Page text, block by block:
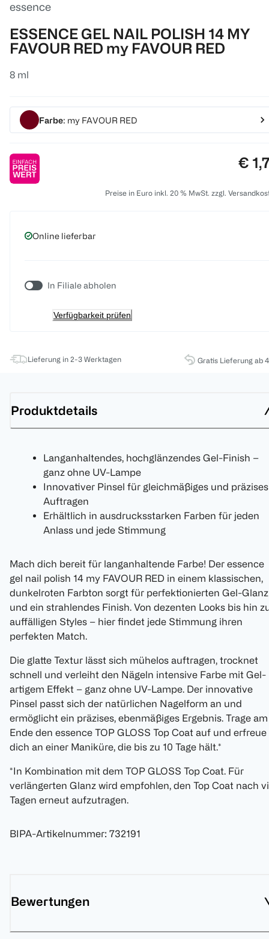
essence
ESSENCE GEL NAIL POLISH 14 MY
FAVOUR RED my FAVOUR RED
8 ml
Farbe: my FAVOUR RED
€
Preise in Euro inkl. 20 % MwSt. zzgl.
Online lieferbar
In Filiale abholen
Verfügbarkeit prüfen
Lieferung in 2-3 Werktagen Gratis Lieferung ab
Produktdetails
Langanhaltendes, hochglänzendes Gel-Finish –
ganz ohne UV-Lampe
Innovativer Pinsel für gleichmäßiges und präzises
Auftragen
Erhältlich in ausdrucksstarken Farben für jeden
Anlass und jede Stimmung
Mach dich bereit für langanhaltende Farbe! Der essence
gel nail polish 14 my FAVOUR RED in einem klassischen,
dunkelroten Farbton sorgt für perfektionierten Gel-Glanz
und ein strahlendes Finish. Von dezenten Looks bis hin
auffälligen Styles – hier findet jede Stimmung ihren
perfekten Match.
Die glatte Textur lässt sich mühelos auftragen, trocknet
schnell und verleiht den Nägeln intensive Farbe mit Gel-
artigem Effekt – ganz ohne UV-Lampe. Der innovative
Pinsel passt sich der natürlichen Nagelform an und
ermöglicht ein präzises, ebenmäßiges Ergebnis. Trage am
Ende den essence TOP GLOSS Top Coat auf und erfreue
dich an einer Maniküre, die bis zu 10 Tage hält.*
*In Kombination mit dem TOP GLOSS Top Coat. Für
verlängerten Glanz wird empfohlen, den Top Coat nach
Tagen erneut aufzutragen.
BIPA-Artikelnummer: 732191
Bewertungen